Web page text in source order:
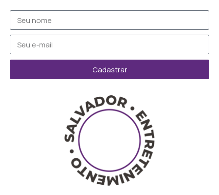
Cadastrar